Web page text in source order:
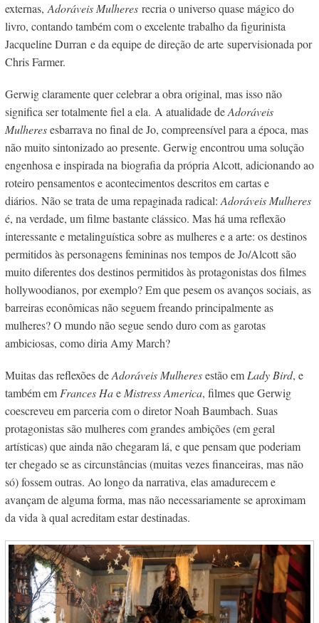
externas, Adoráveis Mulheresrecria o universo quase mágico do
livro, contando também com o excelente trabalho da figurinista
Jacqueline Durran e da equipe de direção de arte supervisionada por
Chris Farmer.
Gerwig claramente quer celebrar a obra original, mas isso não
significa ser totalmente fiel a ela. A atualidade deAdoráveis
Mulheresesbarrava no final de Jo, compreensível para a época, mas
não muito sintonizado ao presente. Gerwig encontrou uma solução
engenhosa e inspirada na biografia da própria Alcott, adicionando ao
roteiro pensamentos e acontecimentos descritos emcartas e
diários. Não se trata de uma repaginada radical: Adoráveis Mulheres
é, na verdade, um filme bastante clássico. Mas há uma reflexão
interessante e metalinguística sobre as mulheres e a arte: os destinos
permitidos às personagens femininas nos tempos de Jo/Alcott são
muito diferentes dos destinos permitidos às protagonistas dos filmes
hollywoodianos, por exemplo? Em que pesem os avanços sociais, as
barreiras econômicas não seguem freando principalmente as
mulheres? O mundo não segue sendo duro com as garotas
ambiciosas, como diria Amy March?
Muitas das reflexões deAdoráveis Mulheresestão em Lady Bird, e
também em Frances Hae Mistress America, filmes que Gerwig
coescreveu em parceria com o diretor Noah Baumbach. Suas
protagonistas são mulheres com grandes ambições (em geral
artísticas) que ainda não chegaram lá, e que pensam que poderiam
ter chegado se as circunstâncias (muitas vezes financeiras, mas não
só) fossem outras. Ao longo da narrativa, elas amadurecem e
avançam de alguma forma, mas não necessariamente se aproximam
da vida à qual acreditam estar destinadas.